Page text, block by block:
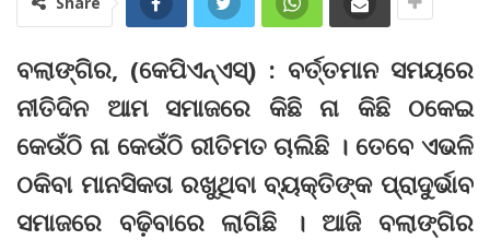
ବଲାଙ୍ଗିର, (କେପିଏନ୍‌ଏସ୍‌) : ବର୍ତ୍ତମାନ ସମୟରେ
ନୀତିଦିନ ଆମ ସମାଜରେ କିଛି ନା କିଛି ଠକେଇ
କେଉଁଠି ନା କେଉଁଠି ରୀତିମତ ଚାଲିଛି । ତେବେ ଏଭଳି
ଠକିବା ମାନସିକତା ରଖୁଥିବା ବ୍ୟକ୍ତିଙ୍କ ପ୍ରାଦୁର୍ଭାବ
ସମାଜରେ ବଢ଼ିବାରେ ଲାଗିଛି । ଆଜି ବଲାଙ୍ଗିର